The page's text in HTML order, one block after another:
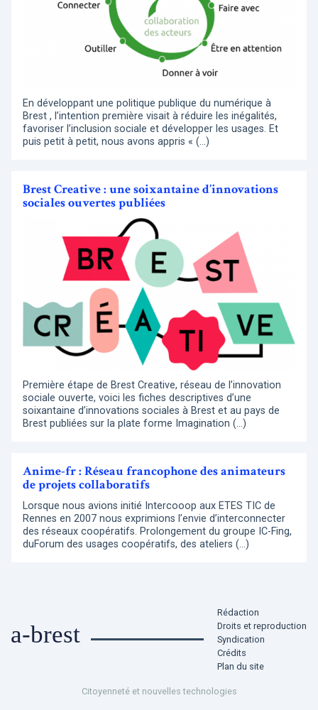
En développant une politique publique du numérique à
Brest , l’intention première visait à réduire les inégalités,
favoriser l’inclusion sociale et développer les usages. Et
puis petit à petit, nous avons appris « (…)
Brest Creative : une soixantaine d’innovations
sociales ouvertes publiées
Première étape de Brest Creative, réseau de l’innovation
sociale ouverte, voici les fiches descriptives d’une
soixantaine d’innovations sociales à Brest et au pays de
Brest publiées sur la plate forme Imagination (…)
Anime-fr : Réseau francophone des animateurs
de projets collaboratifs
Lorsque nous avions initié Intercooop aux ETES TIC de
Rennes en 2007 nous exprimions l’envie d’interconnecter
des réseaux coopératifs. Prolongement du groupe IC-Fing,
duForum des usages coopératifs, des ateliers (…)
a-brest
Rédaction
Droits et reproduction
Syndication
Crédits
Plan du site
Citoyenneté et nouvelles technologies